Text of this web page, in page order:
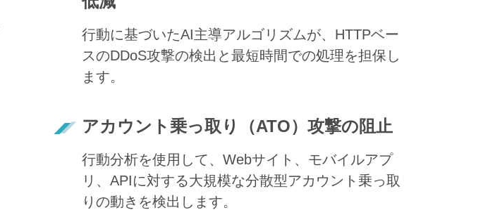
行動に基づいたAI主導アルゴリズムが、HTTPベー
スのDDoS攻撃の検出と最短時間での処理を担保し
ます。
アカウント乗っ取り（ATO）攻撃の阻止
行動分析を使用して、Webサイト、モバイルアプ
リ、APIに対する大規模な分散型アカウント乗っ取
りの動きを検出します。